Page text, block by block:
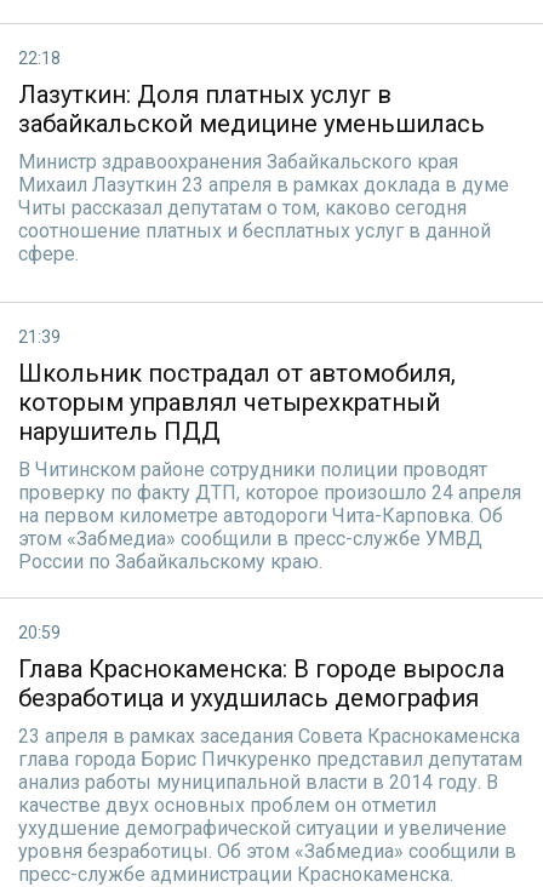
22:18
Лазуткин: Доля платных услуг в
забайкальской медицине уменьшилась
Министр здравоохранения Забайкальского края
Михаил Лазуткин 23 апреля в рамках доклада в думе
Читы рассказал депутатам о том, каково сегодня
соотношение платных и бесплатных услуг в данной
сфере.
21:39
Школьник пострадал от автомобиля,
которым управлял четырехкратный
нарушитель ПДД
В Читинском районе сотрудники полиции проводят
проверку по факту ДТП, которое произошло 24 апреля
на первом километре автодороги Чита-Карповка. Об
этом «Забмедиа» сообщили в пресс-службе УМВД
России по Забайкальскому краю.
20:59
Глава Краснокаменска: В городе выросла
безработица и ухудшилась демография
23 апреля в рамках заседания Совета Краснокаменска
глава города Борис Пичкуренко представил депутатам
анализ работы муниципальной власти в 2014 году. В
качестве двух основных проблем он отметил
ухудшение демографической ситуации и увеличение
уровня безработицы. Об этом «Забмедиа» сообщили в
пресс-службе администрации Краснокаменска.